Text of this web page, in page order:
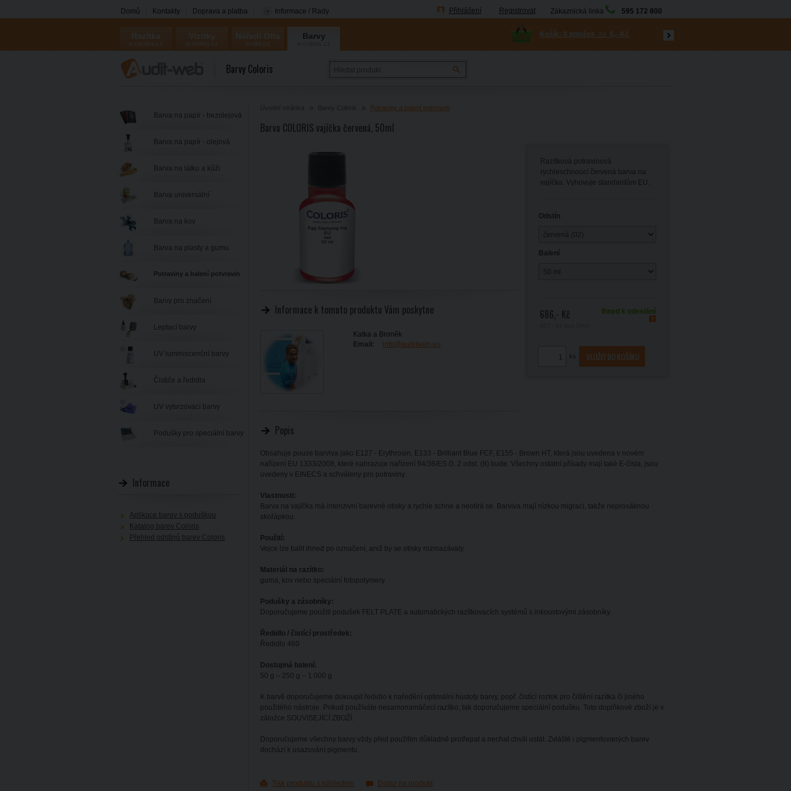
Domů Kontakty Doprava a platba Informace / Rady Přihlášení Registrovat Zákaznická linka 595 172 800
Barvy
Košík: 0 položek za 0,- Kč
Barvy Coloris
Potraviny a balení potvravin
Barva COLORIS vajíčka červená, 50ml
Informace k tomuto produktu Vám poskytne
Katka a Broněk
info@auditweb.eu
Email:
Razítková potravinová
rychleschnoucí červená barva na
vajíčka. Vyhovuje standardům EU.
Odstín
Balení
686,- Kč Ihned k odeslání
ks
Popis
Obsahuje pouze barviva jako E127 - Erythrosin, E133 - Brilliant Blue FCF, E155 - Brown HT, která jsou uvedena v novém
nařízení EU 1333/2008, které nahrazuje nařízení 94/36/ES čl. 2 odst. (8) bude. Všechny ostatní přísady mají také E-čísla, jsou
uvedeny v EINECS a schváleny pro potraviny.
Vlastnosti:
Barva na vajíčka má intenzivní barevné otisky a rychle schne a neotírá se. Barviva mají nízkou migraci, takže neprosáknou
skořápkou.
Použití:
Vejce lze balit ihned po označení, aniž by se otisky rozmazávaly.
Materiál na razítko:
guma, kov nebo speciální fotopolymery
Podušky a zásobníky:
Doporučujeme použití podušek FELT PLATE a automatických razítkovacích systémů s inkoustovými zásobníky.
Ředidlo / čistící prostředek:
Ředidlo 460
Dostupná balení:
50 g – 250 g – 1 000 g
K barvě doporučujeme dokoupit ředidlo k naředění optimální hustoty barvy, popř. čistící roztok pro čištění razítka či jiného
použitého nástroje. Pokud používáte nesamonamáčecí razítko, tak doporučujeme speciální podušku. Toto doplňkové zboží je v
záložce SOUVISEJÍCÍ ZBOŽÍ.
Doporučujeme všechny barvy vždy před použitím důkladně protřepat a nechat chvíli ustát. Zvláště i pigmentovaných barev
dochází k usazování pigmentu.
Tisk produktu s náhledem Dotaz na produkt
Barva na papír - bezolejová
Barva na papír - olejová
Barva na látku a kůži
Barva universální
Barva na kov
Barva na plasty a gumu
Potraviny a balení potvravin
Barvy pro značení
Leptací barvy
UV luminiscenční barvy
Čističe a ředidla
UV vytvrzovací barvy
Podušky pro speciální barvy
Informace
Aplikace barev s poduškou
Katalog barev Coloris
Přehled odstínů barev Coloris